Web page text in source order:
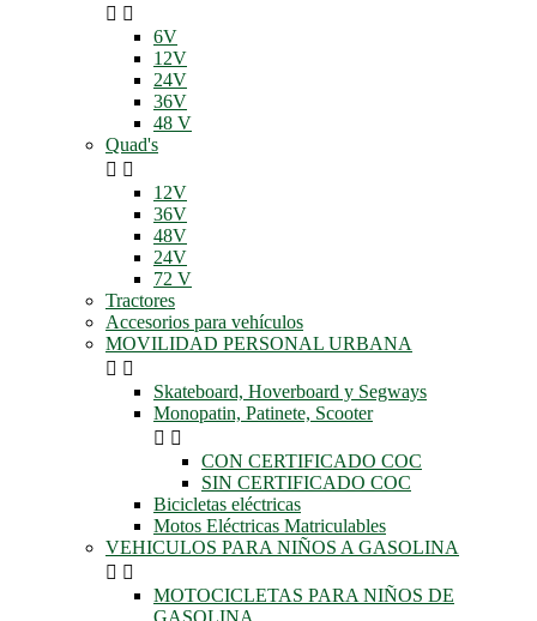
 
6V
12V
24V
36V
48 V
Quad's
 
12V
36V
48V
24V
72 V
Tractores
Accesorios para vehículos
MOVILIDAD PERSONAL URBANA
 
Skateboard, Hoverboard y Segways
Monopatin, Patinete, Scooter
 
CON CERTIFICADO COC
SIN CERTIFICADO COC
Bicicletas eléctricas
Motos Eléctricas Matriculables
VEHICULOS PARA NIÑOS A GASOLINA
 
MOTOCICLETAS PARA NIÑOS DE
GASOLINA